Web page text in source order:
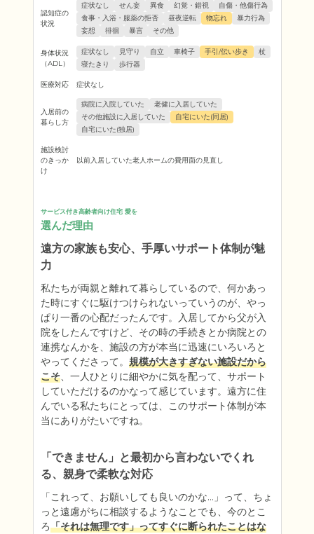
認知症の
状況
症状なし せん妄 異食 幻覚・錯視
自傷・他傷行為
食事・入浴・服薬の拒否
昼夜逆転 物忘れ
暴力行為
妄想
徘徊 暴言 その他
身体状況
（ADL）
症状なし 見守り 自立 車椅子 手引/伝い歩き
杖
寝たきり
歩行器
医療対応 症状なし
入居前の
暮らし方
病院に入院していた
老健に入居していた
その他施設に入居していた
自宅にいた(同居)
自宅にいた(独居)
施設検討
のきっか
け
以前入居していた老人ホームの費用面の見直し
サービス付き高齢者向け住宅 愛を
選んだ理由
遠方の家族も安心、手厚いサポート体制が魅
力
私たちが両親と離れて暮らしているので、何かあっ
た時にすぐに駆けつけられないっていうのが、やっ
ぱり一番の心配だったんです。入居してから父が入
院をしたんですけど、その時の手続きとか病院との
連携なんかを、施設の方が本当に迅速にいろいろと
やってくださって。 規模が大きすぎない施設だから
こそ、一人ひとりに細やかに気を配って、サポート
していただけるのかなって感じています。遠方に住
んでいる私たちにとっては、このサポート体制が本
当にありがたいですね。
「できません」と最初から言わないでくれ
る、親身で柔軟な対応
「これって、お願いしても良いのかな…」って、ちょ
っと遠慮がちに相談するようなことでも、今のとこ
ろ「それは無理です」ってすぐに断られたことはな